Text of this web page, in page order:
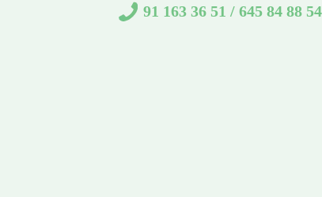
91 163 36 51 / 645 84 88 54